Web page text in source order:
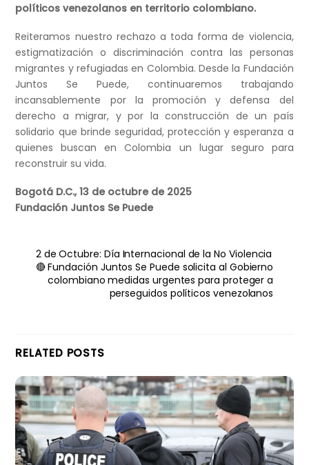
políticos venezolanos en territorio colombiano.
Reiteramos nuestro rechazo a toda forma de violencia,
estigmatización o discriminación contra las personas
migrantes y refugiadas en Colombia. Desde la Fundación
Juntos Se Puede, continuaremos trabajando
incansablemente por la promoción y defensa del
derecho a migrar, y por la construcción de un país
solidario que brinde seguridad, protección y esperanza a
quienes buscan en Colombia un lugar seguro para
reconstruir su vida.
Bogotá D.C., 13 de octubre de 2025
Fundación Juntos Se Puede
2 de Octubre: Día Internacional de la No Violencia
🔴 Fundación Juntos Se Puede solicita al Gobierno
colombiano medidas urgentes para proteger a
perseguidos políticos venezolanos
RELATED POSTS